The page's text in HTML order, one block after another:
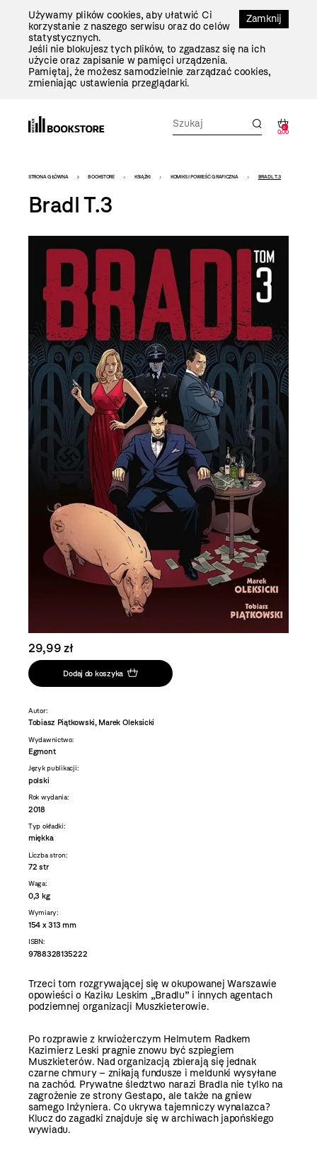
Zamknij
Używamy plików cookies, aby ułatwić Ci
korzystanie z naszego serwisu oraz do celów
statystycznych.
Jeśli nie blokujesz tych plików, to zgadzasz się na ich
użycie oraz zapisanie w pamięci urządzenia.
Pamiętaj, że możesz samodzielnie zarządzać cookies,
zmieniając ustawienia przeglądarki.
0
0,00
Bookstore
-
szablon
szczegóły
STRONA GŁÓWNA BOOKSTORE KSIĄŻKI KOMIKS I POWIEŚĆ GRAFICZNA BRADL T.3
Bradl T.3
29,99 zł
Dodaj do koszyka
Autor:
Tobiasz Piątkowski, Marek Oleksicki
Wydawnictwo:
Egmont
Język publikacji:
polski
Rok wydania:
2018
Typ okładki:
miękka
Liczba stron:
72 str
Waga:
0,3 kg
Wymiary:
154 x 313 mm
ISBN:
9788328135222
Trzeci tom rozgrywającej się w okupowanej Warszawie
opowieści o Kaziku Leskim „Bradlu” i innych agentach
podziemnej organizacji Muszkieterowie.
Po rozprawie z krwiożerczym Helmutem Radkem
Kazimierz Leski pragnie znowu być szpiegiem
Muszkieterów. Nad organizacją zbierają się jednak
czarne chmury – znikają fundusze i meldunki wysyłane
na zachód. Prywatne śledztwo narazi Bradla nie tylko na
zagrożenie ze strony Gestapo, ale także na gniew
samego Inżyniera. Co ukrywa tajemniczy wynalazca?
Klucz do zagadki znajduje się w archiwach japońskiego
wywiadu.